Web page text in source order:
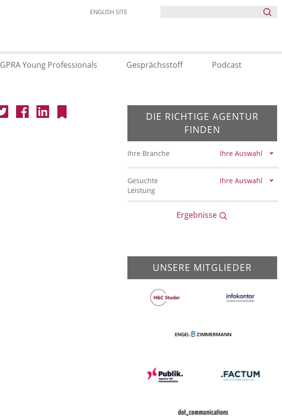
ENGLISH SITE
GPRA Young Professionals Gesprächsstoff
Podcast
DIE RICHTIGE AGENTUR
FINDEN
Ihre Branche Ihre Auswahl
Gesuchte
Leistung
Ihre Auswahl
Ergebnisse
UNSERE MITGLIEDER